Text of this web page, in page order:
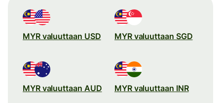
MYR valuuttaan USD MYR valuuttaan SGD
MYR valuuttaan AUD MYR valuuttaan INR